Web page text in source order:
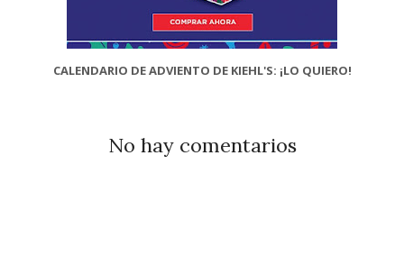
CALENDARIO DE ADVIENTO DE KIEHL'S: ¡LO QUIERO!
No hay comentarios